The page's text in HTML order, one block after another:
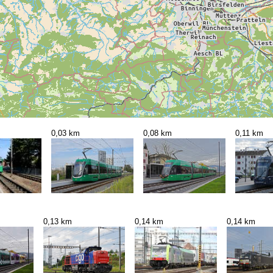
0,03 km 0,08 km 0,11 km
0,13 km 0,14 km 0,14 km